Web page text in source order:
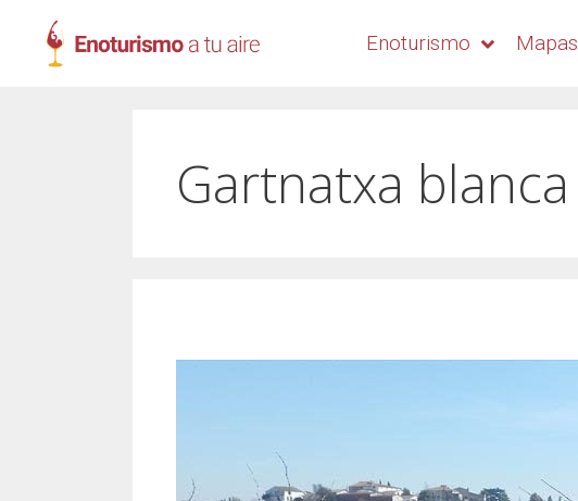
Enoturismo Mapas
Gartnatxa blanca